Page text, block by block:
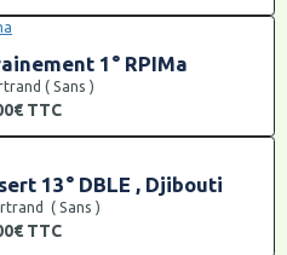
1° RPIMa
( Sans )
TTC
13° DBLE , Djibouti
( Sans )
TTC